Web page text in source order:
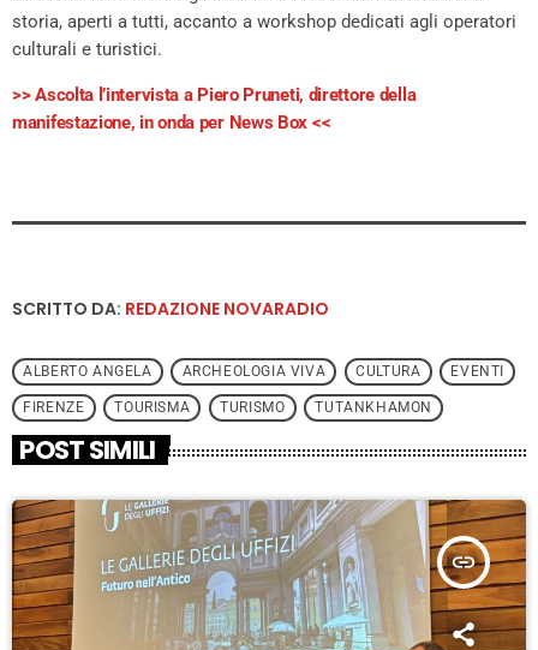
storia, aperti a tutti, accanto a workshop dedicati agli operatori
culturali e turistici.
>> Ascolta l’intervista a Piero Pruneti, direttore della
manifestazione, in onda per News Box <<
SCRITTO DA: REDAZIONE NOVARADIO
ALBERTO ANGELA ARCHEOLOGIA VIVA CULTURA EVENTI
FIRENZE TOURISMA TURISMO TUTANKHAMON
POST SIMILI
insert_link